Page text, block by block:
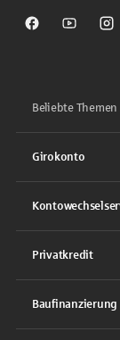
Sparkasse auf
Beliebte Themen
Girokonto
Privatkredit
Baufinanzierung